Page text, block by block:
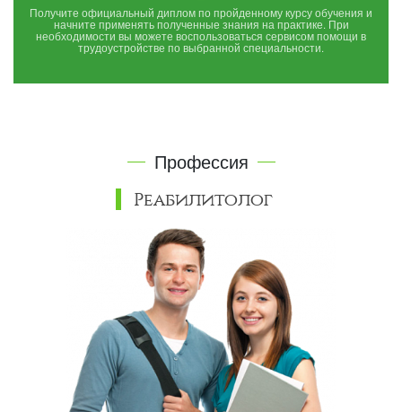
Получите официальный диплом по пройденному курсу обучения и
начните применять полученные знания на практике. При
необходимости вы можете воспользоваться сервисом помощи в
трудоустройстве по выбранной специальности.
Профессия
Реабилитолог